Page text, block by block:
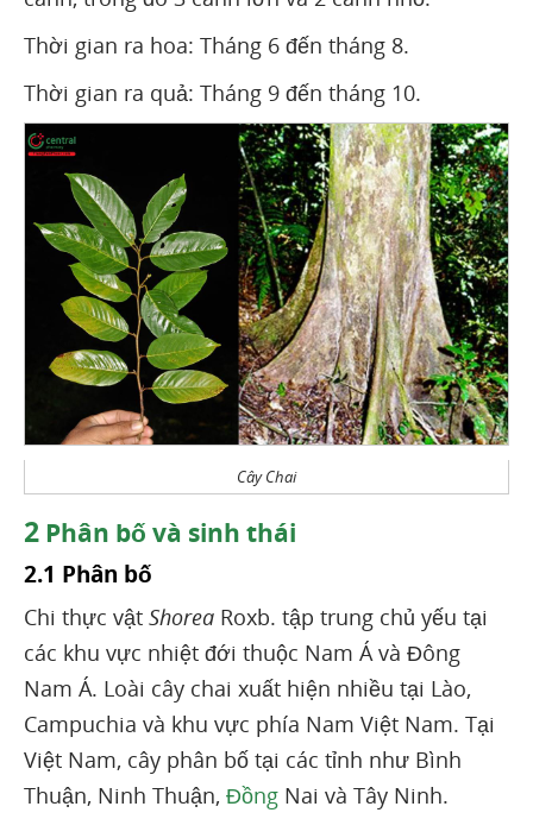
Thời gian ra hoa: Tháng 6 đến tháng 8.
Thời gian ra quả: Tháng 9 đến tháng 10.
Cây Chai
2 Phân bố và sinh thái
2.1 Phân bố
Chi thực vật Shorea Roxb. tập trung chủ yếu tại
các khu vực nhiệt đới thuộc Nam Á và Đông
Nam Á. Loài cây chai xuất hiện nhiều tại Lào,
Campuchia và khu vực phía Nam Việt Nam. Tại
Việt Nam, cây phân bố tại các tỉnh như Bình
Thuận, Ninh Thuận, Đồng Nai và Tây Ninh.